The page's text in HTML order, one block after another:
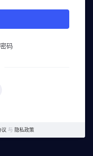
码
议 与 隐私政策